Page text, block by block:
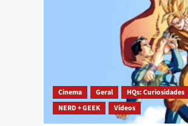
Cinema Geral
HQs: Curiosidades
NERD + GEEK
Vídeos